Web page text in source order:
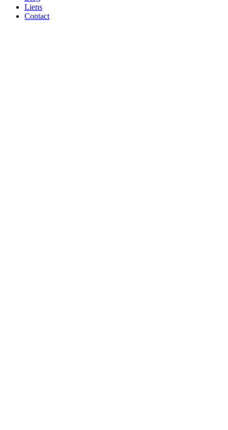
Liens
Contact